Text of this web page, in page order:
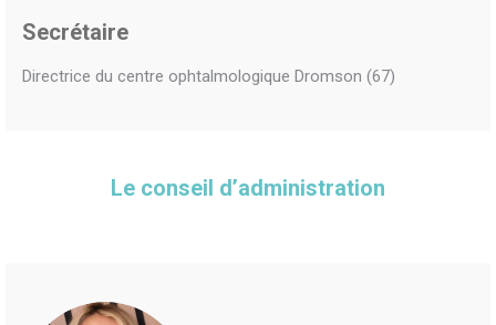
Secrétaire
Directrice du centre ophtalmologique Dromson (67)
Le conseil d’administration